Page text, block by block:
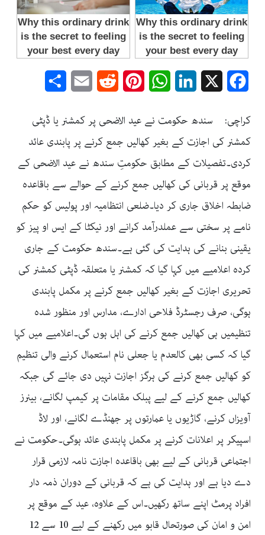
Facebook
LinkedIn
WhatsApp
Pinterest
Reddit
Email
کراچی: سندھ حکومت نے عید الاضحی پر کمشنر یا ڈپٹی
کمشنر کی اجازت کے بغیر کھالیں جمع کرنے پر پابندی عائد
کردی۔تفصیلات کے مطابق حکومتِ سندھ نے عید الاضحی کے
موقع پر قربانی کی کھالیں جمع کرنے کے حوالے سے باقاعدہ
ضابطہ اخلاق جاری کر دیا۔ضلعی انتظامیہ اور پولیس کو حکم
نامے پر سختی سے عملدرآمد کرانے اور نیکٹا کے ایس او پیز کو
یقینی بنانے کی ہدایت کی گئی ہے۔سندھ حکومت کے جاری
کردہ اعلامیے میں کہا گیا کہ کمشنر یا متعلقہ ڈپٹی کمشنر کی
تحریری اجازت کے بغیر کھالیں جمع کرنے پر مکمل پابندی
ہوگی، صرف رجسٹرڈ فلاحی ادارے، مدارس اور منظور شدہ
تنظیمیں ہی کھالیں جمع کرنے کی اہل ہوں گی۔اعلامیے میں کہا
گیا کہ کسی بھی کالعدم یا جعلی نام استعمال کرنے والی تنظیم
کو کھالیں جمع کرنے کی ہرگز اجازت نہیں دی جائے گی جبکہ
کھالیں جمع کرنے کے لیے پبلک مقامات پر کیمپ لگانے، بینرز
آویزاں کرنے، گاڑیوں یا عمارتوں پر جھنڈے لگانے، اور لاڈ
اسپیکر پر اعلانات کرنے پر مکمل پابندی عائد ہوگی۔حکومت نے
اجتماعی قربانی کے لیے بھی باقاعدہ اجازت نامہ لازمی قرار
دے دیا ہے اور ہدایت کی ہے کہ قربانی کے دوران ذمہ دار
افراد پرمٹ اپنے ساتھ رکھیں۔اس کے علاوہ، عید کے موقع پر
امن و امان کی صورتحال قابو میں رکھنے کے لیے 10 سے 12